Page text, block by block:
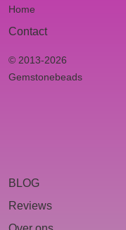
Home
Contact
© 2013-2026
Gemstonebeads
BLOG
Reviews